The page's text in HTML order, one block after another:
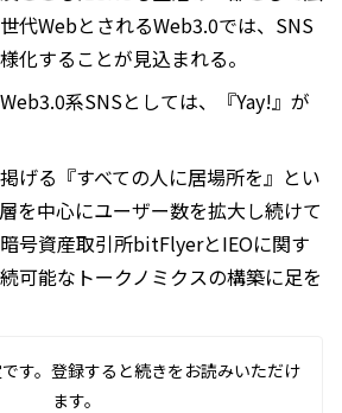
代WebとされるWeb3.0では、SNS
化することが見込まれる。
系SNSとしては、『Yay!』が
げる『すべての人に居場所を』とい
を中心にユーザー数を拡大し続けて
号資産取引所bitFlyerとIEOに関す
可能なトークノミクスの構築に足を
す。登録すると続きをお読みいただけ
ます。